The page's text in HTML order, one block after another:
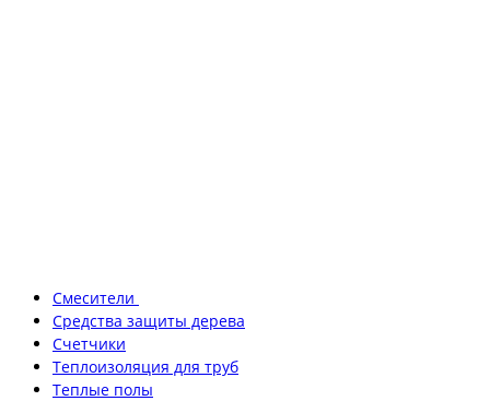
Смесители
Средства защиты дерева
Счетчики
Теплоизоляция для труб
Теплые полы